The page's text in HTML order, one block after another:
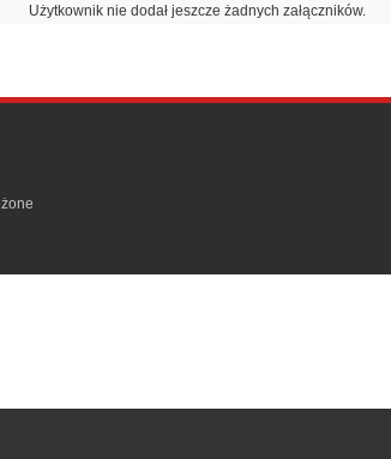
Użytkownik nie dodał jeszcze żadnych załączników.